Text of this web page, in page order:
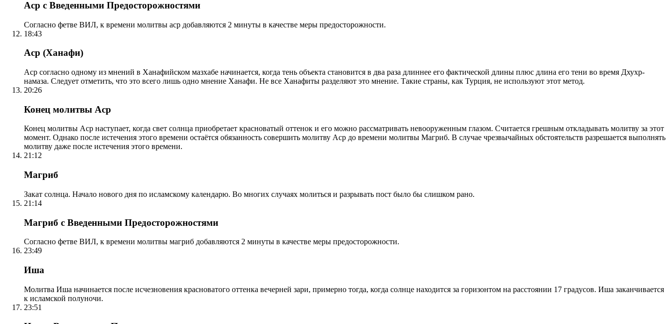
Аср с Введенными Предосторожностями
Согласно фетве ВИЛ, к времени молитвы аср добавляются 2 минуты в качестве меры предосторожности.
18:43
Аср (Ханафи)
Аср согласно одному из мнений в Ханафийском мазхабе начинается, когда тень объекта становится в два раза длиннее его фактической длины плюс длина его тени во время Дхухр-
намаза. Следует отметить, что это всего лишь одно мнение Ханафи. Не все Ханафиты разделяют это мнение. Такие страны, как Турция, не используют этот метод.
20:26
Конец молитвы Аср
Конец молитвы Аср наступает, когда свет солнца приобретает красноватый оттенок и его можно рассматривать невооруженным глазом. Считается грешным откладывать молитву за этот
момент. Однако после истечения этого времени остаётся обязанность совершить молитву Аср до времени молитвы Магриб. В случае чрезвычайных обстоятельств разрешается выполнять
молитву даже после истечения этого времени.
21:12
Магриб
Закат солнца. Начало нового дня по исламскому календарю. Во многих случаях молиться и разрывать пост было бы слишком рано.
21:14
Магриб с Введенными Предосторожностями
Согласно фетве ВИЛ, к времени молитвы магриб добавляются 2 минуты в качестве меры предосторожности.
23:49
Иша
Молитва Иша начинается после исчезновения красноватого оттенка вечерней зари, примерно тогда, когда солнце находится за горизонтом на расстоянии 17 градусов. Иша заканчивается
к исламской полуночи.
23:51